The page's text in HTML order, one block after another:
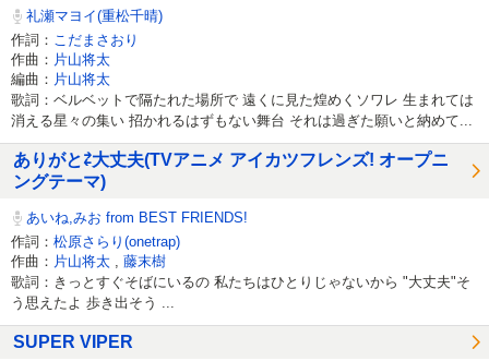
礼瀬マヨイ(重松千晴)
作詞： こだまさおり
作曲： 片山将太
編曲： 片山将太
歌詞：ベルベットで隔たれた場所で 遠くに見た煌めくソワレ 生まれては
消える星々の集い 招かれるはずもない舞台 それは過ぎた願いと納めて...
ありがと⇄大丈夫(TVアニメ アイカツフレンズ! オープニ
ングテーマ)
あいね,みお from BEST FRIENDS!
作詞： 松原さらり(onetrap)
作曲： 片山将太 藤末樹
歌詞：きっとすぐそばにいるの 私たちはひとりじゃないから "大丈夫"そ
う思えたよ 歩き出そう ...
SUPER VIPER